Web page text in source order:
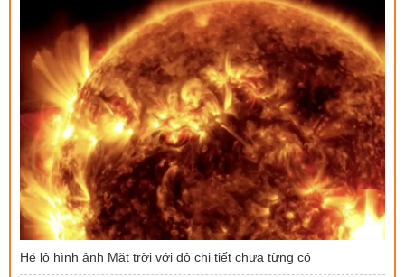
Hé lộ hình ảnh Mặt trời với độ chi tiết chưa từng có